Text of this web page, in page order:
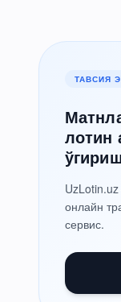
ТАВСИЯ
лотин
онлайн
сервис.